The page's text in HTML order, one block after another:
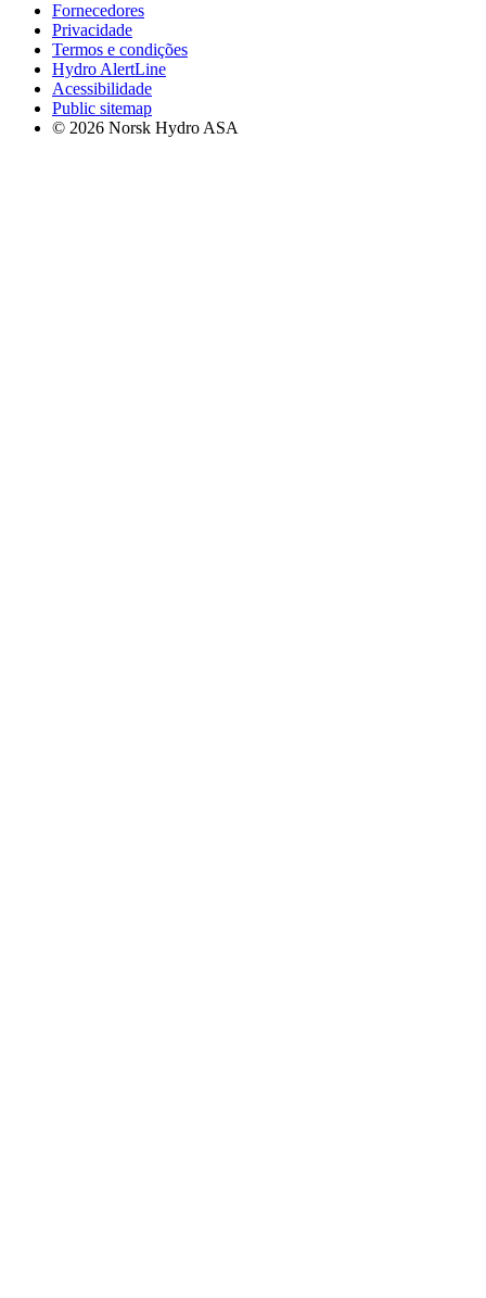
Fornecedores
Privacidade
Termos e condições
Hydro AlertLine
Acessibilidade
Public sitemap
© 2026 Norsk Hydro ASA